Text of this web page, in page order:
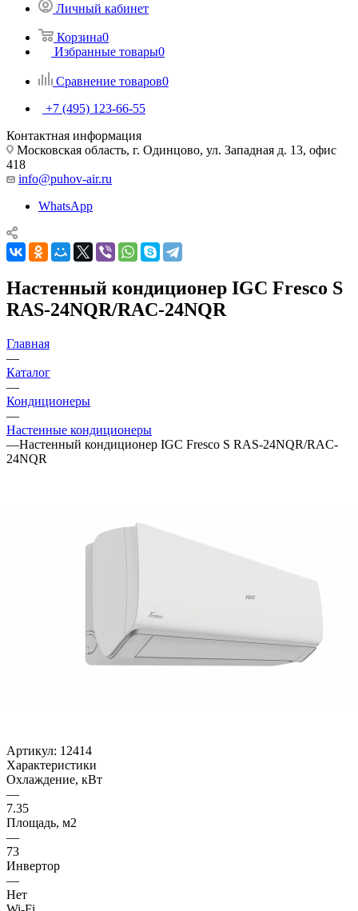
Личный кабинет
Корзина0
Избранные товары0
Сравнение товаров0
+7 (495) 123-66-55
Контактная информация
Московская область, г. Одинцово, ул. Западная д. 13, офис
418
info@puhov-air.ru
WhatsApp
Настенный кондиционер IGC Fresco S
RAS-24NQR/RAC-24NQR
Главная
—
Каталог
—
Кондиционеры
—
Настенные кондиционеры
—Настенный кондиционер IGC Fresco S RAS-24NQR/RAC-
24NQR
Артикул: 12414
Характеристики
Охлаждение, кВт
—
7.35
Площадь, м2
—
73
Инвертор
—
Нет